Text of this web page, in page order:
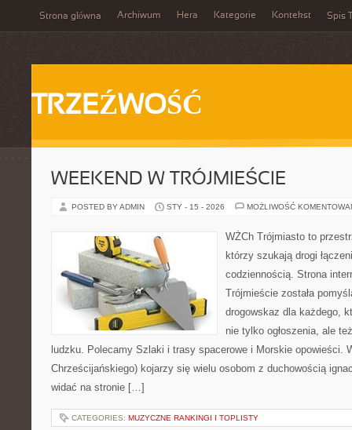
Strona główna Archiwum Hera Kategorie Kontekst Spis
TRZEŹWOŚĆ
WEEKEND W TRÓJMIEŚCIE
POSTED BY ADMIN STY - 15 - 2026 MOŻLIWOŚĆ
WŻCh Trójmiasto to
którzy szukają drogi
codziennością. Strona
Trójmieście została
drogowskaz dla każdego,
nie tylko ogłoszenia, ale
ludzku. Polecamy Szlaki i trasy spacerowe i Morskie opowieści.
Chrześcijańskiego) kojarzy się wielu osobom z duchowością
widać na stronie […]
CATEGORIES: MUZYCZNE RANKINGI I TOPLISTY